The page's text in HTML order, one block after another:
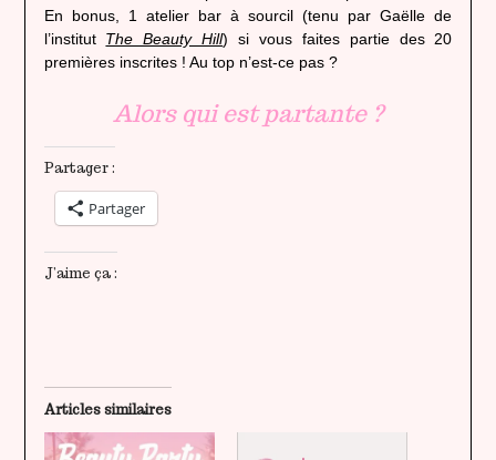
En bonus, 1 atelier bar à sourcil (tenu par Gaëlle de
l’institut The Beauty Hill) si vous faites partie des 20
premières inscrites ! Au top n’est-ce pas ?
Alors qui est partante ?
Partager :
Partager
J’aime ça :
Articles similaires